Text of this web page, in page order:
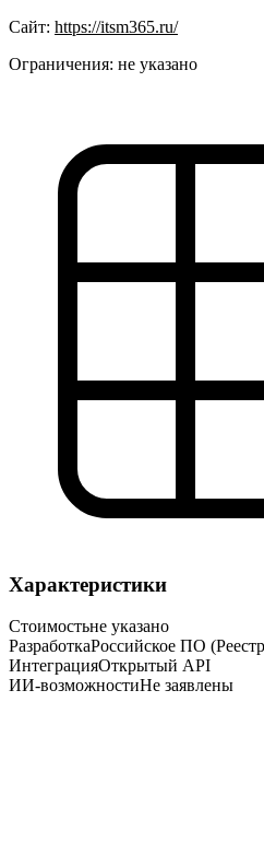
Сайт: https://itsm365.ru/
Ограничения: не указано
Характеристики
Стоимостьне указано
РазработкаРоссийское ПО
ИнтеграцияОткрытый API
ИИ-возможностиНе заявлены